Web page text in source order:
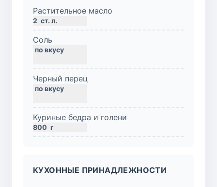
Растительное масло
2 ст. л.
Соль
Черный перец
Куриные бедра и голени
800 г
КУХОННЫЕ ПРИНАДЛЕЖНОСТИ